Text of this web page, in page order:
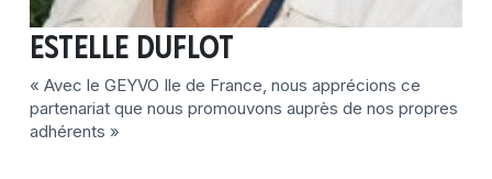
Estelle DUFLOT
« Avec le GEYVO Ile de France, nous apprécions ce
partenariat que nous promouvons auprès de nos propres
adhérents »